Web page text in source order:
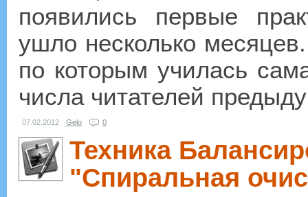
появились первые
ушло несколько
по которым училась
числа читателей
07.02.2012 Gelo 0
Техника
"Спиральная очис